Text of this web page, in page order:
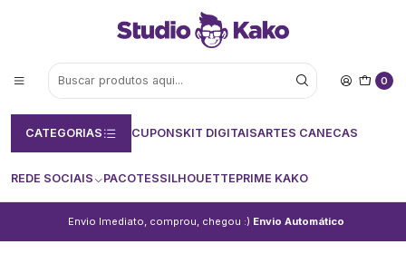
0
CATEGORIAS CUPONSKIT DIGITAISARTES CANECAS
REDE SOCIAIS PACOTESSILHOUETTEPRIME KAKO
Envio Imediato, comprou, chegou :) Envio Automático